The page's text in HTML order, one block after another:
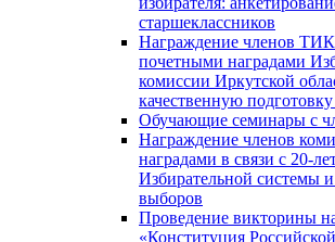
старшеклассников
Награждение членов
почетными наградами
комиссии Иркутской
качественную
Обучающие семинары с
Награждение членов
наградами в связи с 20-
Избирательной системы и
выборов
Проведение викторины
«Конституция